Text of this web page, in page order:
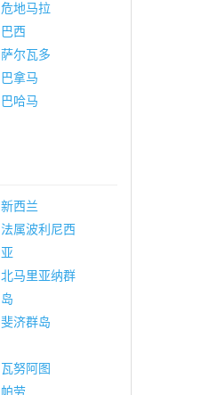
危地马拉
巴西
萨尔瓦多
巴拿马
巴哈马
新西兰
法属波利尼西
亚
北马里亚纳群
岛
斐济群岛
瓦努阿图
帕劳